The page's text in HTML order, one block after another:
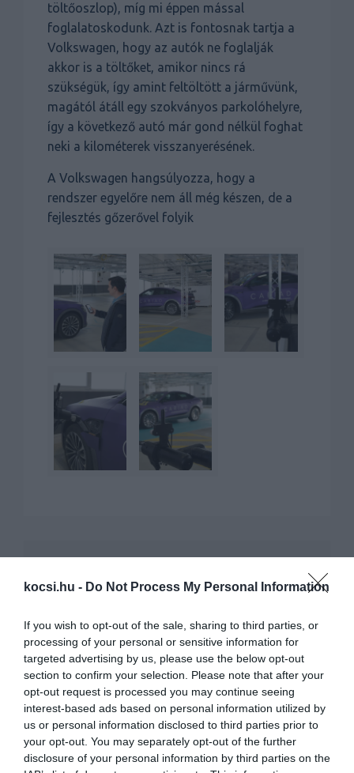
kocsi.hu - Do Not Process My Personal Information
If you wish to opt-out of the sale, sharing to third parties, or
processing of your personal or sensitive information for
targeted advertising by us, please use the below opt-out
section to confirm your selection. Please note that after your
opt-out request is processed you may continue seeing
interest-based ads based on personal information utilized by
us or personal information disclosed to third parties prior to
your opt-out. You may separately opt-out of the further
disclosure of your personal information by third parties on the
töltőoszlop), míg mi éppen mással
foglalatoskodunk. Azt is fontosnak tartja a
Volkswagen, hogy az autók ne foglalják
akkor is a töltőket, amikor nincs rá
szükségük, így amint feltöltött a járművünk,
magától átáll egy szokványos parkolóhelyre,
így a következő autó már gond nélkül foghat
neki a kilométerek visszanyerésének.
A Volkswagen hangsúlyozza, hogy a
rendszer egyelőre nem áll még készen, de a
fejlesztés gőzerővel folyik
KAPCSOLÓDÓ CIKKEK
Baleset esetén robbantana az elektromos
autókban a Bosch